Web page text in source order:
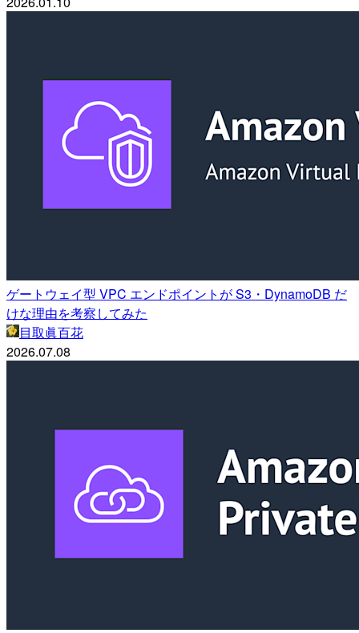
ゲートウェイ型 VPC エンドポイントが S3・DynamoDB だ
けな理由を考察してみた
目取眞百花
2026.07.08